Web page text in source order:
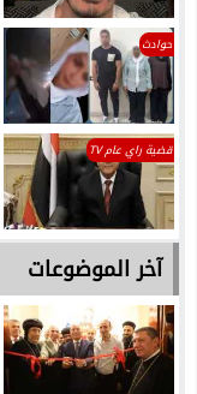
حوادث
قضية راي عام TV
آخر الموضوعات